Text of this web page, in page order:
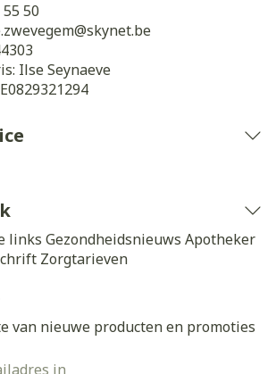
50
skynet.be
Ilse Seynaeve
links Gezondheidsnieuws Apotheker
Zorgtarieven
van nieuwe producten en promoties